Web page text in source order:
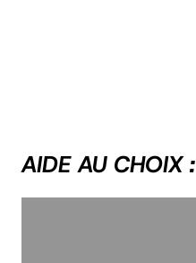
AIDE AU CHOIX :